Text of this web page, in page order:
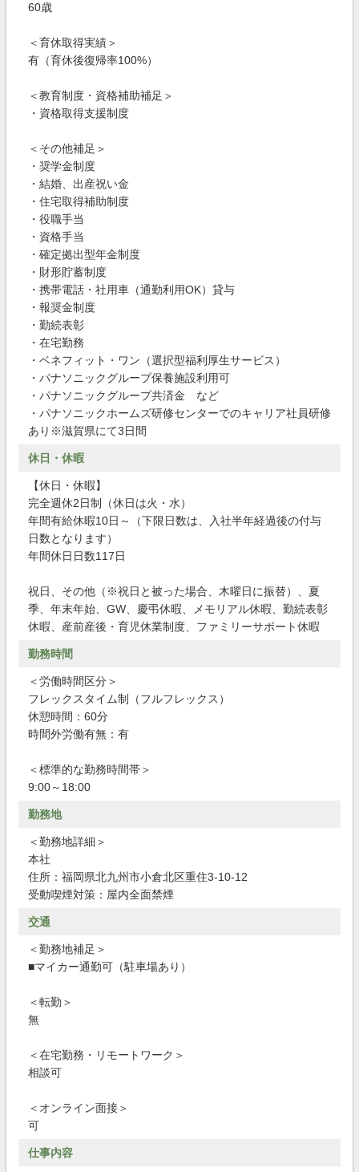
60歳
＜育休取得実績＞
有（育休後復帰率100%）
＜教育制度・資格補助補足＞
・資格取得支援制度
＜その他補足＞
・奨学金制度
・結婚、出産祝い金
・住宅取得補助制度
・役職手当
・資格手当
・確定拠出型年金制度
・財形貯蓄制度
・携帯電話・社用車（通勤利用OK）貸与
・報奨金制度
・勤続表彰
・在宅勤務
・ベネフィット・ワン（選択型福利厚生サービス）
・パナソニックグループ保養施設利用可
・パナソニックグループ共済金 など
・パナソニックホームズ研修センターでのキャリア社員研修
あり※滋賀県にて3日間
休日・休暇
【休日・休暇】
完全週休2日制（休日は火・水）
年間有給休暇10日～（下限日数は、入社半年経過後の付与
日数となります）
年間休日日数117日
祝日、その他（※祝日と被った場合、木曜日に振替）、夏
季、年末年始、GW、慶弔休暇、メモリアル休暇、勤続表彰
休暇、産前産後・育児休業制度、ファミリーサポート休暇
勤務時間
＜労働時間区分＞
フレックスタイム制（フルフレックス）
休憩時間：60分
時間外労働有無：有
＜標準的な勤務時間帯＞
9:00～18:00
勤務地
＜勤務地詳細＞
本社
住所：福岡県北九州市小倉北区重住3-10-12
受動喫煙対策：屋内全面禁煙
交通
＜勤務地補足＞
■マイカー通勤可（駐車場あり）
＜転勤＞
無
＜在宅勤務・リモートワーク＞
相談可
＜オンライン面接＞
可
仕事内容